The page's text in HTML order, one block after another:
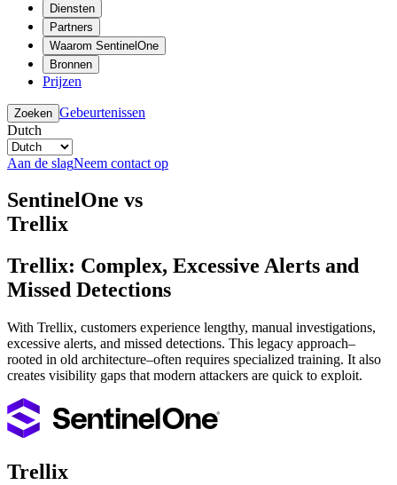
Diensten
Partners
Waarom SentinelOne
Bronnen
Prijzen
Zoeken Gebeurtenissen
Dutch
Aan de slagNeem contact op
SentinelOne vs
Trellix
Trellix: Complex, Excessive Alerts and
Missed Detections
With Trellix, customers experience lengthy, manual investigations,
excessive alerts, and missed detections. This legacy approach–
rooted in old architecture–often requires specialized training. It also
creates visibility gaps that modern attackers are quick to exploit.
Trellix